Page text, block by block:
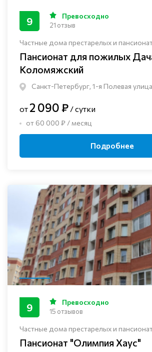
Частные дома престарелых и
Пансионат для пожилых
Коломяжский
Санкт-Петербург, 1-я Полевая
9 Превосходно
21 отзыв
от 2 090 ₽ / сутки
от 60 000 ₽ / месяц
Подробнее
Частные дома престарелых и
Пансионат "Олимпия Хаус"
9 Превосходно
15 отзывов